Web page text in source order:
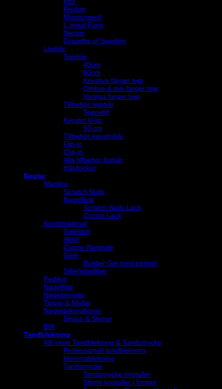
Revlon
Moroccanoil
L´oréal Paris
Neccin
Grazette of Sweden
Löshår
Tejphår
40cm
60cm
Kreativa färger tejp
Ombre & mix färger tejp
Vanliga färger tejp
Tillbehör tejphår
Tejprefill
Keratin U-tip
50 cm
Tillbehör keratinhår
Flip in
Clip-in
Alla tillbehör löshår
Hårdockor
Naglar
Manikyr
Scratch Nails
Nagellack
Scratch Nails Lack
Cuccio Lack
Konstmaterial
Gelélack
Akryl
Cuccio Naturale
Gelé
Builder Gel med pensel
Silke/glasfiber
Pedikyr
Nagelfilar
Nagelpenslar
Tippar & Mallar
Nageldekorationer
Strass & Stenar
Elfil
Tandblekning
Allt inom Tandblekning & Tandsmycke
Professionell tandblekning
Hemmablekning
Tandsmycke
Tandsmycke kristaller
Större kristaller i former